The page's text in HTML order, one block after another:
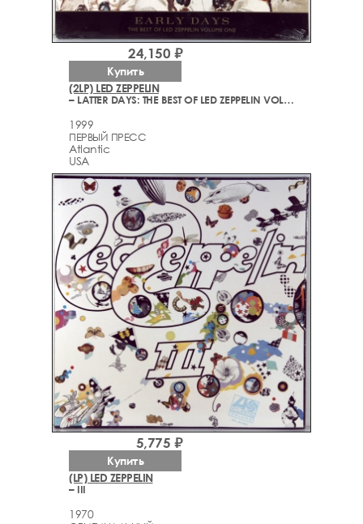
(2LP) LED ZEPPELIN
– LATTER DAYS: THE BEST OF LED ZEPPELIN VOLUME ONE
1999
ПЕРВЫЙ ПРЕСС
Atlantic
USA
24,150 ₽
Купить
(LP) LED ZEPPELIN
– III
1970
5,775 ₽
Купить